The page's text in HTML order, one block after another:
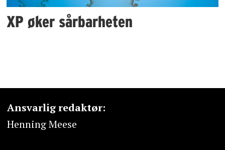
XP øker sårbarheten
Ansvarlig redaktør:
Henning Meese